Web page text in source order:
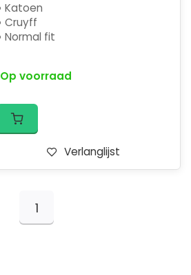
Katoen
Cruyff
Normal fit
Op voorraad
Verlanglijst
1